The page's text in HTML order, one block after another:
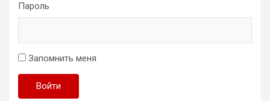
Пароль
Запомнить меня
Войти